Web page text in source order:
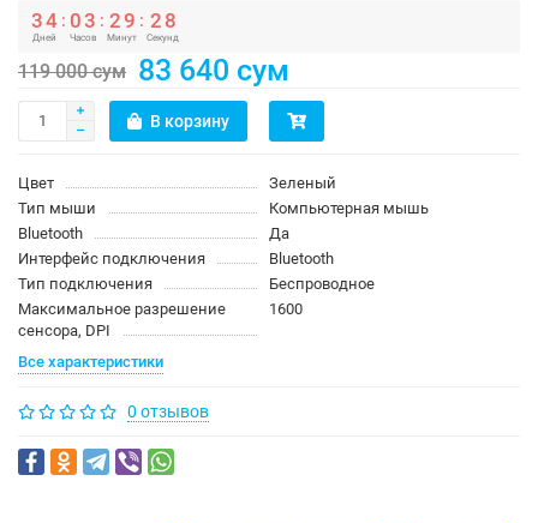
34
Дней
: 03
Часов
: 29
Минут
: 2 8
Секунд
119 000 сум 83 640 сум
В корзину
Цвет
Зеленый
Тип мыши
Компьютерная мышь
Bluetooth
Да
Интерфейс подключения
Bluetooth
Тип подключения
Беспроводное
Максимальное разрешение
сенсора, DPI
1600
Все характеристики
0 отзывов